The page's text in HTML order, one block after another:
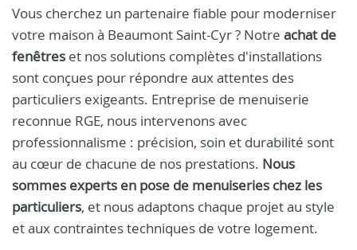
Vous cherchez un partenaire fiable pour moderniser
votre maison à Beaumont Saint-Cyr ? Notre achat de
fenêtres et nos solutions complètes d'installations
sont conçues pour répondre aux attentes des
particuliers exigeants. Entreprise de menuiserie
reconnue RGE, nous intervenons avec
professionnalisme : précision, soin et durabilité sont
au cœur de chacune de nos prestations. Nous
sommes experts en pose de menuiseries chez les
particuliers, et nous adaptons chaque projet au style
et aux contraintes techniques de votre logement.